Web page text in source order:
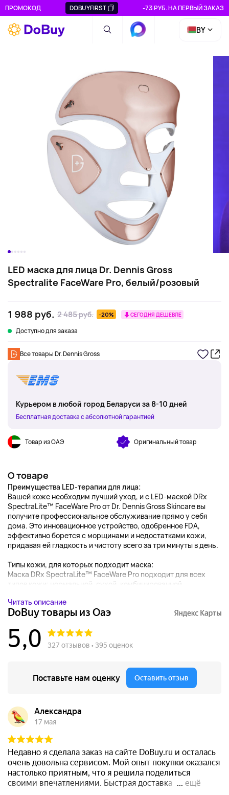
ПРОМОКОД DOBUYFIRST -73 РУБ. НА ПЕРВЫЙ ЗАКАЗ
BY
LED маска для лица Dr. Dennis Gross
Spectralite FaceWare Pro, белый/розовый
1 988 руб. 2 485 руб. -20% СЕГОДНЯ ДЕШЕВЛЕ
Доступно для заказа
Все товары Dr. Dennis Gross
Курьером в любой город Беларуси за 8-10 дней
Бесплатная доставка с абсолютной гарантией
Товар из ОАЭ Оригинальный товар
О товаре
Преимущества LED-терапии для лица:
Вашей коже необходим лучший уход, и с LED-маской DRx
SpectraLite™ FaceWare Pro от Dr. Dennis Gross Skincare вы
получите профессиональное обслуживание прямо у себя
дома. Это инновационное устройство, одобренное FDA,
эффективно борется с морщинами и недостатками кожи,
придавая ей гладкость и чистоту всего за три минуты в день.
Типы кожи, для которых подходит маска:
Маска DRx SpectraLite™ FaceWare Pro подходит для всех
типов кожи: нормальной, сухой, комбинированной...
Читать описание